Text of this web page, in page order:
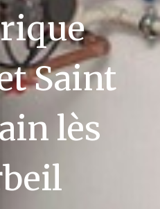
Saint
lès